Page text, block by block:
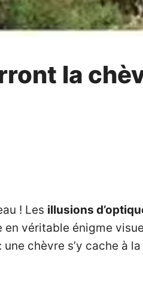
la
! Les illusions
véritable énigme
chèvre s’y cache à